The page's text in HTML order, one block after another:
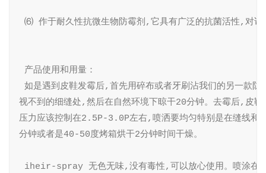
⑹ 作于耐久性抗微生物防霉剂,它具有广泛的抗菌活性,对
产品使用和用量：
如是遇到皮鞋发霉后,首先用碎布或者牙刷沾我们的另一
视不到的细缝处,然后在自然环境下晾干20分钟。去霉后,
压力应该控制在2.5P-3.0P左右,喷洒要均匀特别是在缝线和
分钟或者是40-50度烤箱烘干2分钟时间干燥。
iheir-spray 无色无味,没有毒性,可以放心使用。喷涂在成